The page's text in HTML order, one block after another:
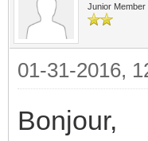
Junior Member
01-31-2016,
Bonjour,